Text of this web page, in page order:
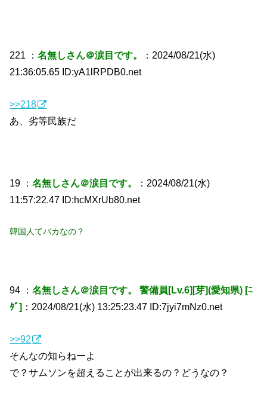
221 ：名無しさん＠涙目です。
：2024/08/21(水)
21:36:05.65 ID:yA1lRPDB0.net
>>218
あ、劣等民族だ
19 ：名無しさん＠涙目です。
：2024/08/21(水)
11:57:22.47 ID:hcMXrUb80.net
韓国人てバカなの？
94 ：名無しさん＠涙目です。 警備員[Lv.6][芽](愛知県) [ﾆ
ﾀﾞ] ：2024/08/21(水) 13:25:23.47 ID:7jyi7mNz0.net
>>92
そんなの知らねーよ
で？サムソンを超えることが出来るの？どうなの？